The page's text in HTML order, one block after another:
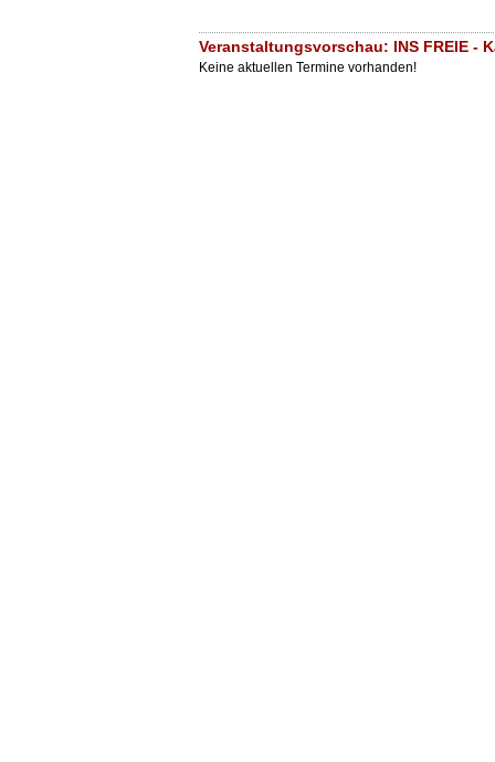
Veranstaltungsvorschau: INS FREIE -
Keine aktuellen Termine vorhanden!